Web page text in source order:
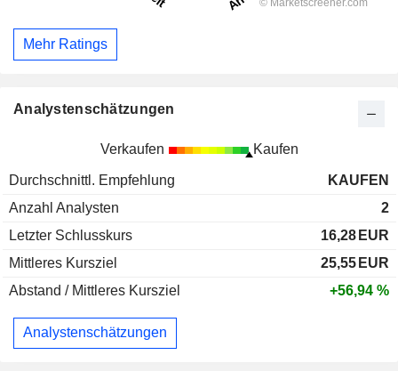
Mehr Ratings
Analystenschätzungen
Verkaufen Kaufen
Durchschnittl. Empfehlung
KAUFEN
Anzahl Analysten
2
Letzter Schlusskurs
16,28 EUR
Mittleres Kursziel
25,55 EUR
Abstand / Mittleres Kursziel
+56,94 %
Analystenschätzungen